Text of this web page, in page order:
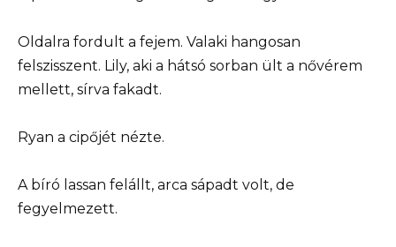
Oldalra fordult a fejem. Valaki hangosan
felszisszent. Lily, aki a hátsó sorban ült a nővérem
mellett, sírva fakadt.
Ryan a cipőjét nézte.
A bíró lassan felállt, arca sápadt volt, de
fegyelmezett.